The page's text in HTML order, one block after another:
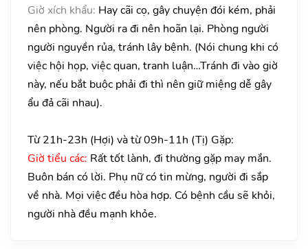
Giờ xích khẩu: Hay cãi cọ, gây chuyện đói kém, phải
nên phòng. Người ra đi nên hoãn lại. Phòng người
người nguyền rủa, tránh lây bệnh. (Nói chung khi có
việc hội họp, việc quan, tranh luận…Tránh đi vào giờ
này, nếu bắt buộc phải đi thì nên giữ miệng dễ gây
ẩu đả cãi nhau).
Từ 21h-23h (Hợi) và từ 09h-11h (Tị) Gặp:
Giờ tiểu các: Rất tốt lành, đi thường gặp may mắn.
Buôn bán có lời. Phụ nữ có tin mừng, người đi sắp
về nhà. Mọi việc đều hòa hợp. Có bệnh cầu sẽ khỏi,
người nhà đều mạnh khỏe.